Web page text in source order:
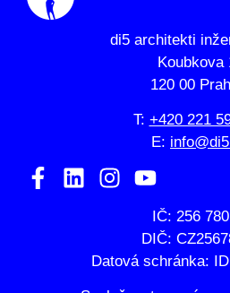
di5 architekti
Koubkova
120 00
T: +420 221
E:
IČ: 256
DIČ:
Datová schránka: